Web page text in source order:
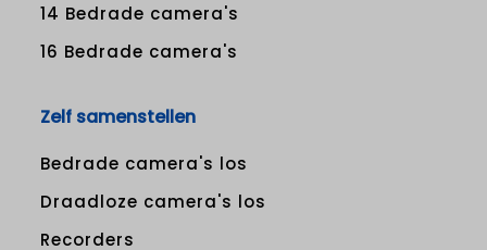
14 Bedrade camera's
16 Bedrade camera's
Zelf samenstellen
Bedrade camera's los
Draadloze camera's los
Recorders